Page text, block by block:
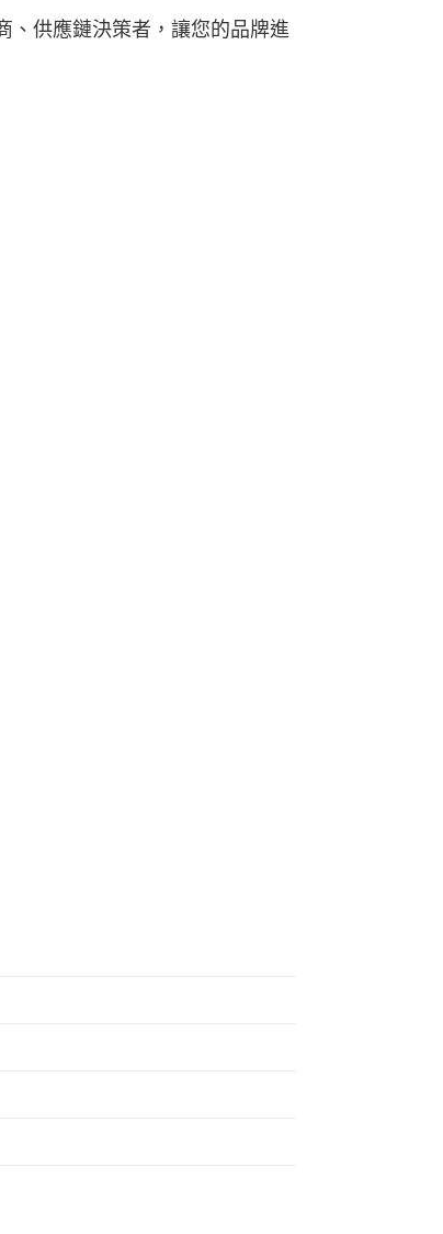
、供應鏈決策者，讓您的品牌進